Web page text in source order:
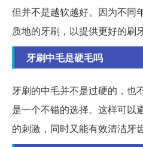
但并不是越软越好。因为不同
质地的牙刷，以提供更好的刷
牙刷中毛是硬毛吗
牙刷的中毛并不是过硬的，也
是一个不错的选择。这样可以
的刺激，同时又能有效清洁牙